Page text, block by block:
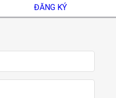
ĐĂNG KÝ